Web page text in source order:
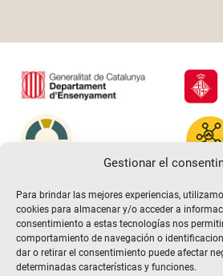
Gestionar el
Para brindar las mejores experiencias,
cookies para almacenar y/o acceder a
consentimiento a estas tecnologías nos
comportamiento de navegación o
dar o retirar el consentimiento puede afectar
determinadas características y funciones.